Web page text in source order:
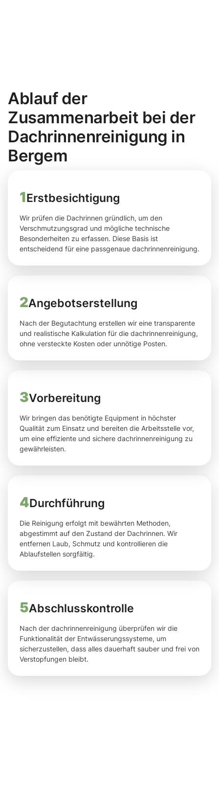
Ablauf der
Zusammenarbeit bei der
Dachrinnenreinigung in
Bergem
1Erstbesichtigung
Wir prüfen die Dachrinnen gründlich, um den
Verschmutzungsgrad und mögliche technische
Besonderheiten zu erfassen. Diese Basis ist
entscheidend für eine passgenaue dachrinnenreinigung.
2Angebotserstellung
Nach der Begutachtung erstellen wir eine transparente
und realistische Kalkulation für die dachrinnenreinigung,
ohne versteckte Kosten oder unnötige Posten.
3Vorbereitung
Wir bringen das benötigte Equipment in höchster
Qualität zum Einsatz und bereiten die Arbeitsstelle vor,
um eine effiziente und sichere dachrinnenreinigung zu
gewährleisten.
4Durchführung
Die Reinigung erfolgt mit bewährten Methoden,
abgestimmt auf den Zustand der Dachrinnen. Wir
entfernen Laub, Schmutz und kontrollieren die
Ablaufstellen sorgfältig.
5Abschlusskontrolle
Nach der dachrinnenreinigung überprüfen wir die
Funktionalität der Entwässerungssysteme, um
sicherzustellen, dass alles dauerhaft sauber und frei von
Verstopfungen bleibt.